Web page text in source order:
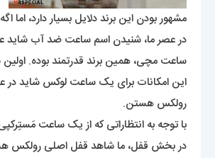
مشهور بودن این برند دلایل بسیار دارد،
ساعت مچی، همین برند قدرتمند بوده. اولین
این امکانات برای یک ساعت لوکس شاید در
رولکس هستن.
با توجه به انتظاراتی که از یک ساعت
در بخش قفل، ما شاهد قفل اصلی رولکس